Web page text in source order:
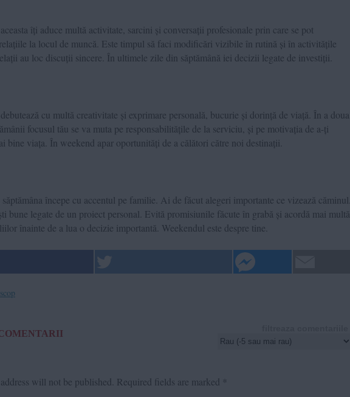
îți aduce multă activitate, sarcini și conversații profesionale prin care se pot
la locul de muncă. Este timpul să faci modificări vizibile în rutină și în activitățile
au loc discuții sincere. În ultimele zile din săptămână iei decizii legate de investiții.
cu multă creativitate și exprimare personală, bucurie și dorință de viață. În a doua
focusul tău se va muta pe responsabilitățile de la serviciu, și pe motivația de a-ți
bine viața. În weekend apar oportunități de a călători către noi destinații.
începe cu accentul pe familie. Ai de făcut alegeri importante ce vizează căminul.
bune legate de un proiect personal. Evită promisiunile făcute în grabă și acordă mai multă
înainte de a lua o decizie importantă. Weekendul este despre tine.
will not be published. Required fields are marked *